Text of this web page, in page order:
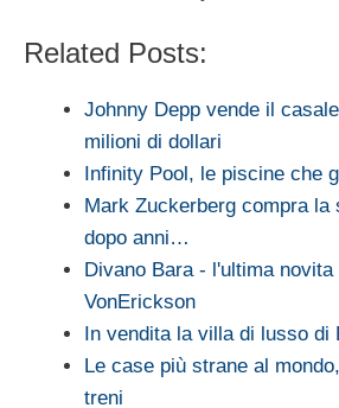
Related Posts:
Johnny Depp vende il
milioni di dollari
Infinity Pool, le piscine che
Mark Zuckerberg compra la
dopo anni…
Divano Bara - l'ultima
VonErickson
In vendita la villa di lusso di
Le case più strane al
treni